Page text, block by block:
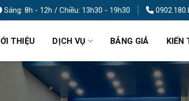
Sáng: 8h - 12h / Chiều: 13h30 - 19h30
THIỆU DỊCH VỤ BẢNG GIÁ KIẾN